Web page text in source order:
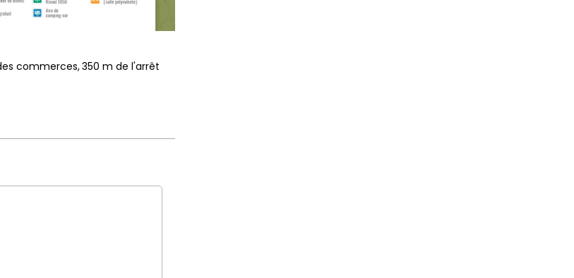
commerces 350 m de l'arrêt